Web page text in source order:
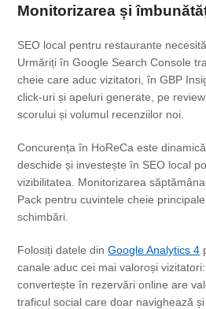
Monitorizarea și
SEO local pentru restaurante
Urmăriți în Google Search Console
cheie care aduc vizitatori, în GBP
click-uri și apeluri generate, pe
scorului și volumul recenziilor noi.
Concurența în HoReCa este
deschide și investește în SEO local
vizibilitatea. Monitorizarea
Pack pentru cuvintele cheie
schimbări.
Folosiți datele dinGoogle Analytics 4
canale aduc cei mai valoroși
convertește în rezervări online are
traficul social care doar navighează